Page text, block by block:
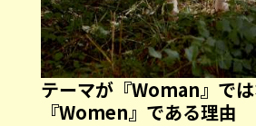
テーマが『Woman』では
『Women』である理由